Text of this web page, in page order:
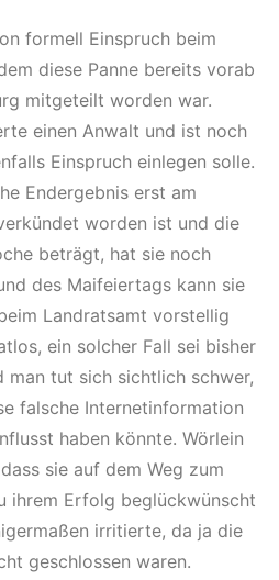
formell Einspruch beim
diese Panne bereits vorab
mitgeteilt worden war.
einen Anwalt und ist noch
Einspruch einlegen solle.
Endergebnis erst am
worden ist und die
beträgt, hat sie noch
des Maifeiertags kann sie
Landratsamt vorstellig
ein solcher Fall sei bisher
man tut sich sichtlich schwer,
falsche Internetinformation
haben könnte. Wörlein
sie auf dem Weg zum
ihrem Erfolg beglückwünscht
irritierte, da ja die
geschlossen waren.